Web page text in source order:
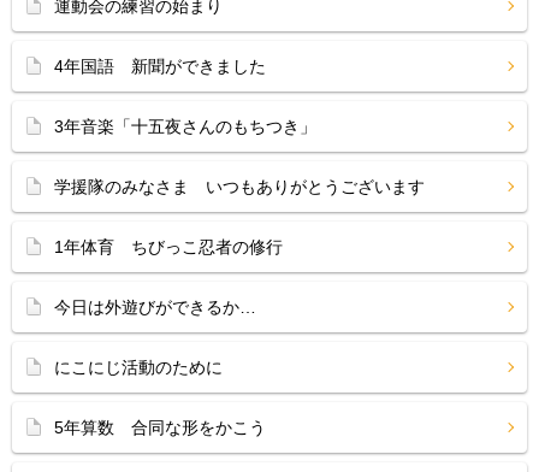
運動会の練習の始まり
4年国語 新聞ができました
3年音楽「十五夜さんのもちつき」
学援隊のみなさま いつもありがとうございます
1年体育 ちびっこ忍者の修行
今日は外遊びができるか…
にこにじ活動のために
5年算数 合同な形をかこう